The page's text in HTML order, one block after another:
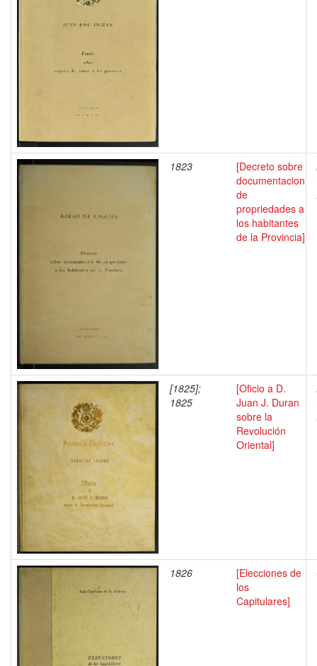
1823
[Decreto sobre
documentacion
de
propriedades a
los habitantes
de la Provincia]
[1825];
1825
[Oficio a D.
Juan J. Duran
sobre la
Revolución
Oriental]
1826
[Elecciones de
los
Capitulares]